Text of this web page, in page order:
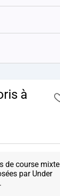
à
de course mixte
par Under